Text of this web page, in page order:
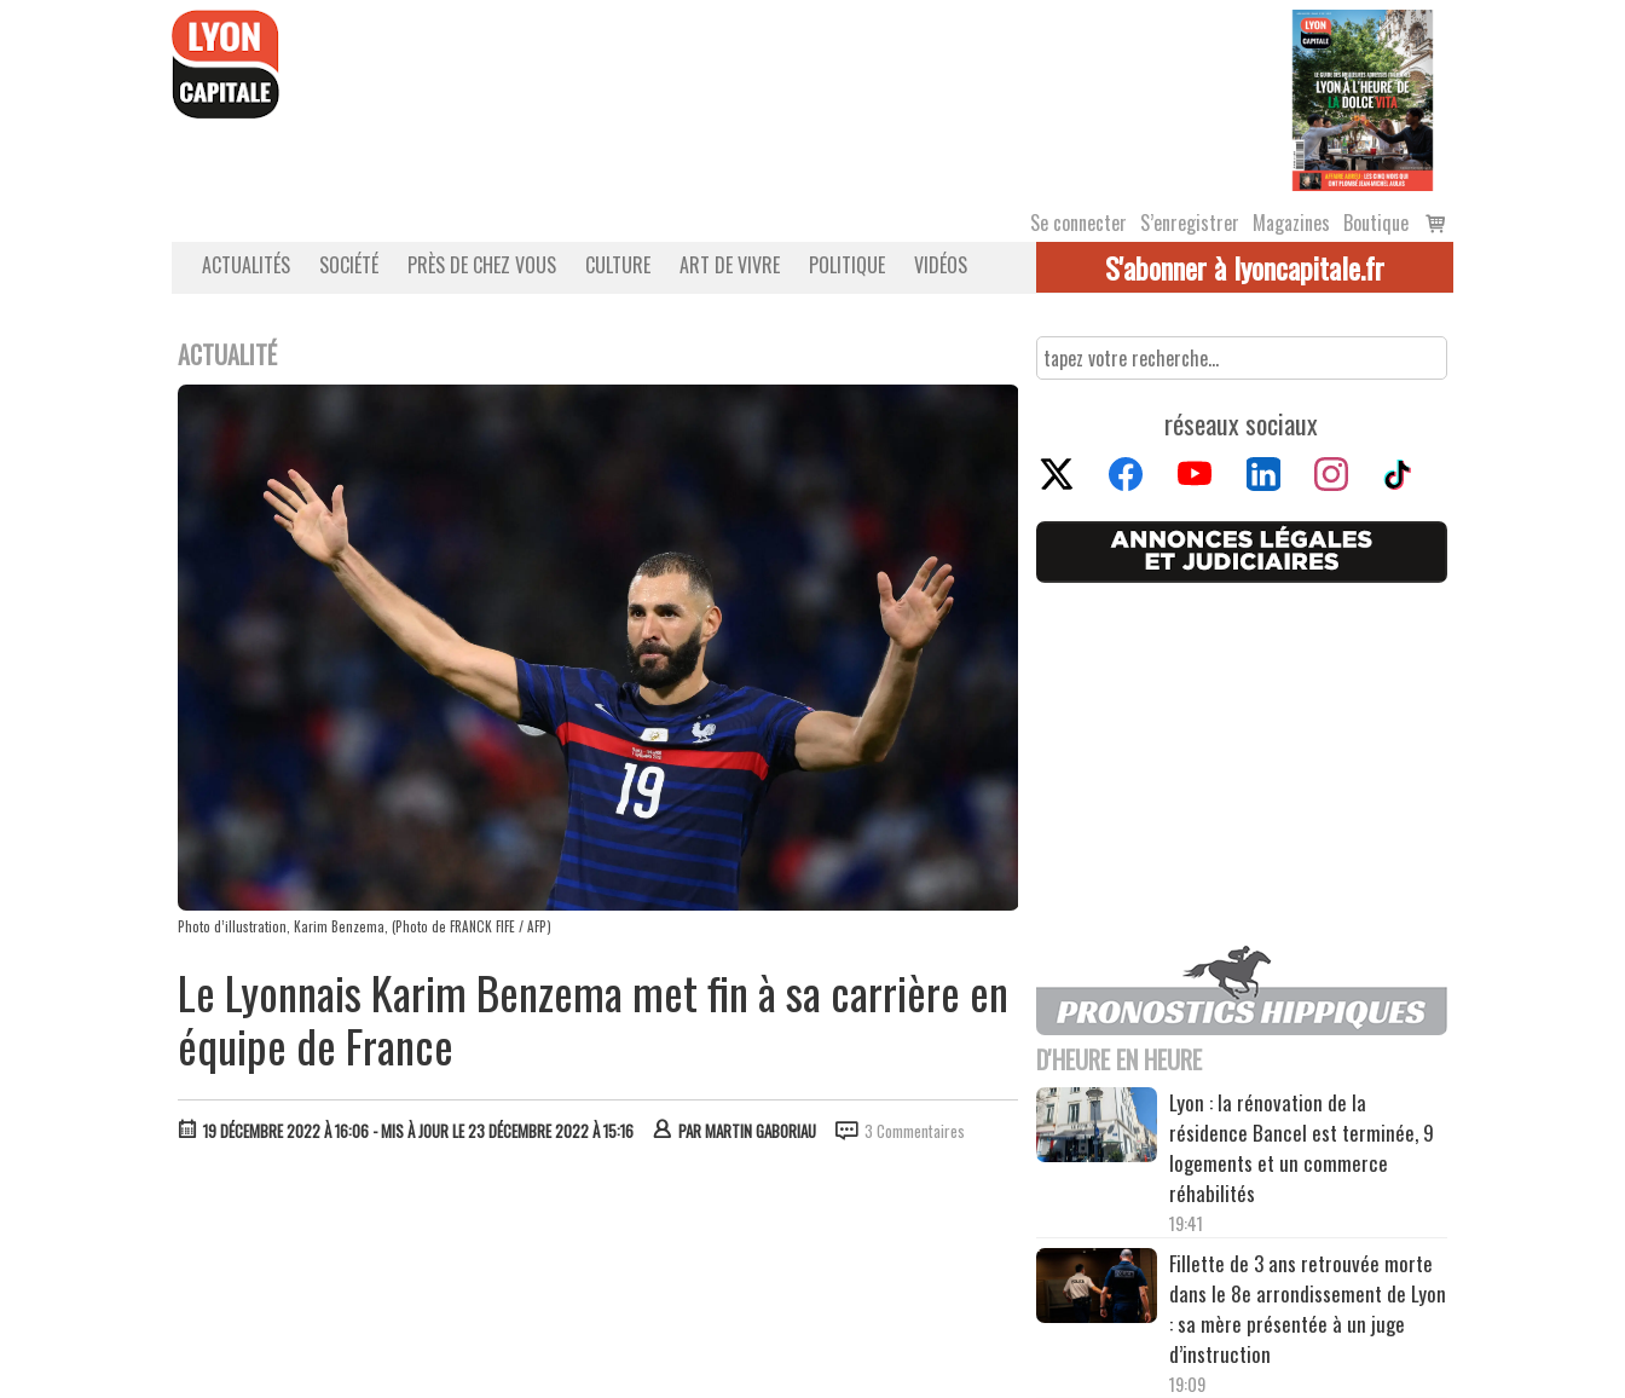
Se connecter S’enregistrer Magazines Boutique
Voir
le
ACTUALITÉS SOCIÉTÉ PRÈS DE CHEZ VOUS CULTURE ART DE VIVRE POLITIQUE VIDÉOS S'abonner à lyoncapitale.fr
ACTUALITÉ
Photo d’illustration, Karim Benzema, (Photo de FRANCK FIFE / AFP)
Le Lyonnais Karim Benzema met fin à sa carrière en
équipe de France
19 DÉCEMBRE 2022 À 16:06 - MIS À JOUR LE 23 DÉCEMBRE 2022 À 15:16 PARMARTIN GABORIAU 3 Commentaires
réseaux sociaux
D'HEURE EN HEURE
Lyon : la rénovation de la
résidence Bancel est terminée, 9
logements et un commerce
réhabilités
19:41
Fillette de 3 ans retrouvée morte
dans le 8e arrondissement de Lyon
: sa mère présentée à un juge
d’instruction
19:09